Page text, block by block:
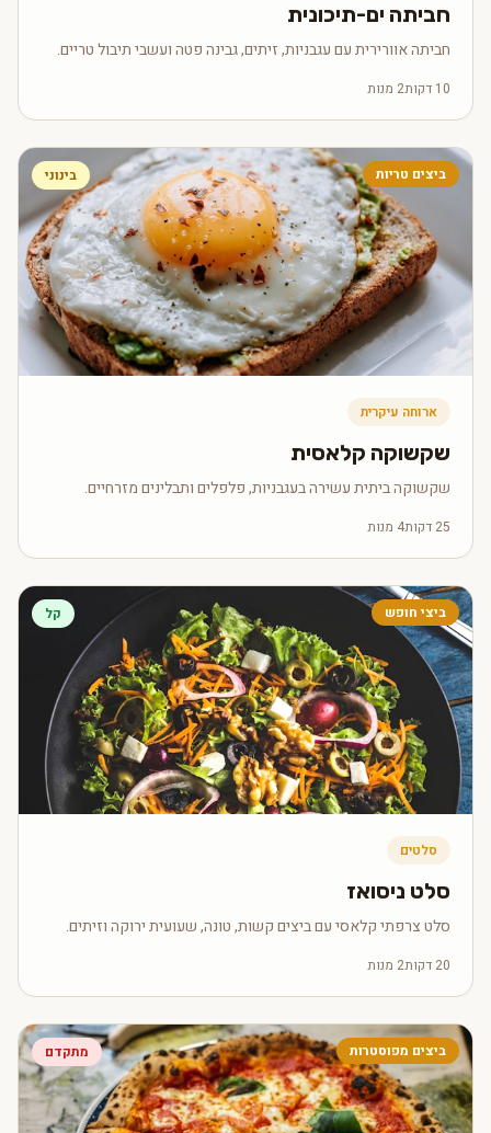
חביתה ים-תיכונית
חביתה אוורירית עם עגבניות, זיתים, גבינה פטה ועשבי תיבול טריים.
10 דקות 2 מנות
ביצים טריות בינוני
ארוחה עיקרית
שקשוקה קלאסית
שקשוקה ביתית עשירה בעגבניות, פלפלים ותבלינים מזרחיים.
25 דקות 4 מנות
ביצי חופש קל
סלטים
סלט ניסואז
סלט צרפתי קלאסי עם ביצים קשות, טונה, שעועית ירוקה וזיתים.
20 דקות 2 מנות
ביצים מפוסטרות מתקדם